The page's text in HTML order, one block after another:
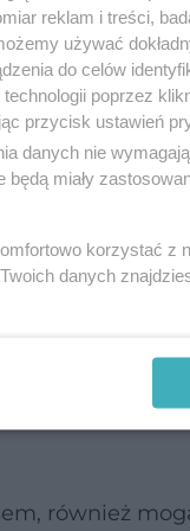
funkcje
19?
"mgły
Miało
mogą już
również
reklam i treści,
używać
do celów
poprzez
przycisk ustawień
danych nie
miały
korzystać z
danych